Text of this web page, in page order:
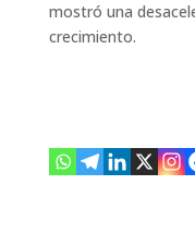
mostró una
crecimiento.